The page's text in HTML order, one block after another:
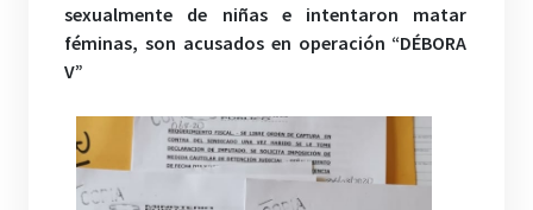
sexualmente de niñas e intentaron matar
féminas, son acusados en operación “DÉBORA
V”